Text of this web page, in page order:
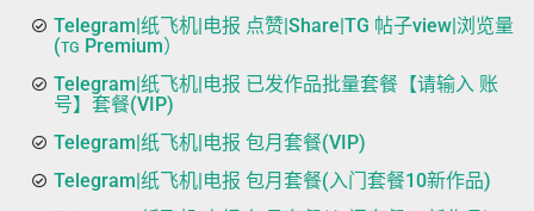
Telegram|纸飞机|电报 点赞|Share|TG 帖子view|浏览量
(ᴛɢ Premium）
Telegram|纸飞机|电报 已发作品批量套餐【请输入 账
号】套餐(VIP)
Telegram|纸飞机|电报 包月套餐(VIP)
Telegram|纸飞机|电报 包月套餐(入门套餐10新作品)